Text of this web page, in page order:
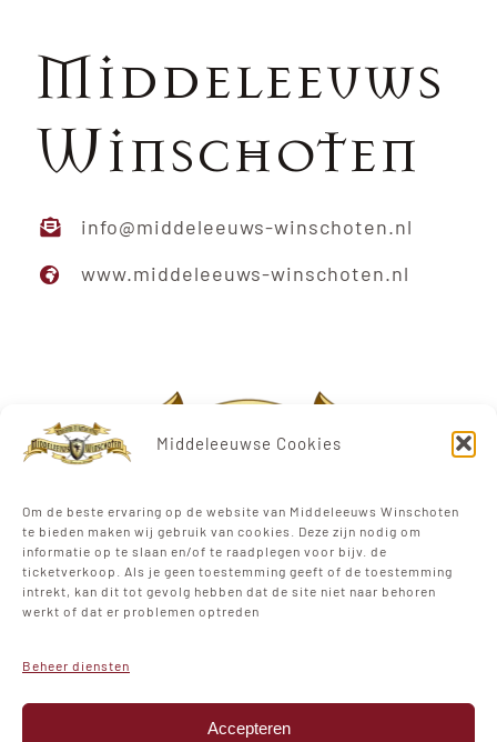
Middeleeuwse Cookies
Om de beste ervaring op de website van Middeleeuws Winschoten
te bieden maken wij gebruik van cookies. Deze zijn nodig om
informatie op te slaan en/of te raadplegen voor bijv. de
ticketverkoop. Als je geen toestemming geeft of de toestemming
intrekt, kan dit tot gevolg hebben dat de site niet naar behoren
werkt of dat er problemen optreden
Beheer diensten
Accepteren
Middeleeuws
Winschoten
info@middeleeuws-winschoten.nl
www.middeleeuws-winschoten.nl
Bovenburen